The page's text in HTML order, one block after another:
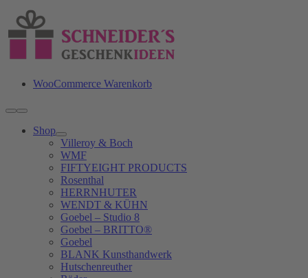
Inhalt
springen
WooCommerce Warenkorb
Toggle
Navigation
Shop
Villeroy & Boch
WMF
FIFTYEIGHT PRODUCTS
Rosenthal
HERRNHUTER
WENDT & KÜHN
Goebel – Studio 8
Goebel – BRITTO®
Goebel
BLANK Kunsthandwerk
Hutschenreuther